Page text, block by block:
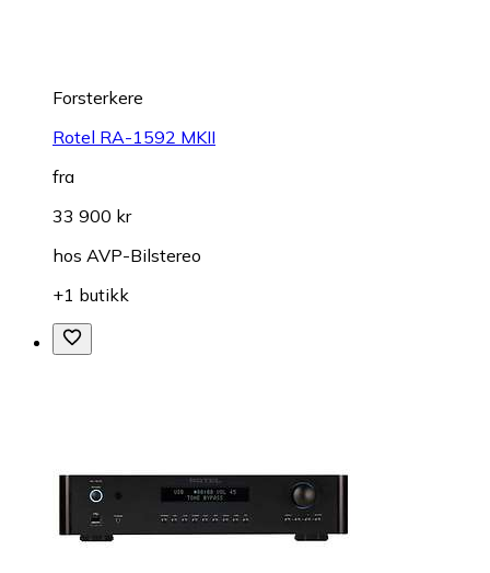
Forsterkere
Rotel RA-1592 MKII
fra
33 900 kr
hos AVP-Bilstereo
+1 butikk